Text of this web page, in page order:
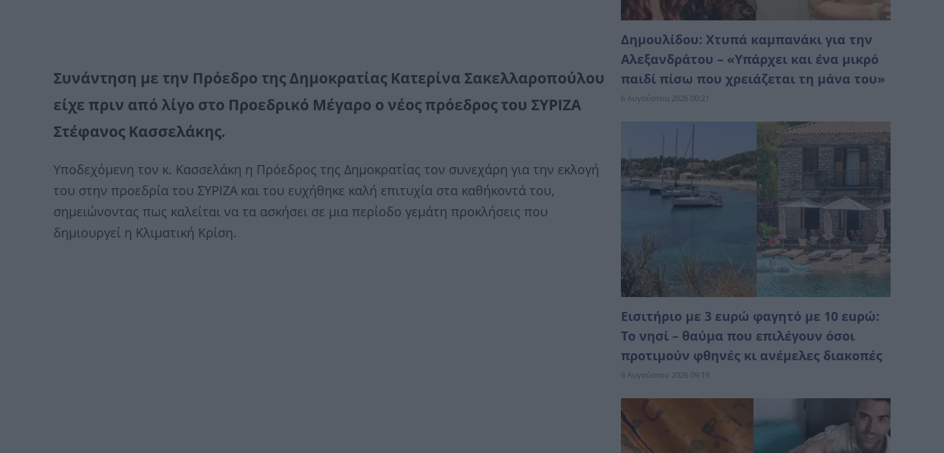
Συνάντηση με την Πρόεδρο της Δημοκρατίας Κατερίνα Σακελλαροπούλου
είχε πριν από λίγο στο Προεδρικό Μέγαρο ο νέος πρόεδρος του ΣΥΡΙΖΑ
Στέφανος Κασσελάκης.
Υποδεχόμενη τον κ. Κασσελάκη η Πρόεδρος της Δημοκρατίας τον συνεχάρη για την εκλογή
του στην προεδρία του ΣΥΡΙΖΑ και του ευχήθηκε καλή επιτυχία στα καθήκοντά του,
σημειώνοντας πως καλείται να τα ασκήσει σε μια περίοδο γεμάτη προκλήσεις που
δημιουργεί η Κλιματική Κρίση.
Δημουλίδου: Χτυπά καμπανάκι για την
Αλεξανδράτου – «Υπάρχει και ένα μικρό
παιδί πίσω που χρειάζεται τη μάνα του»
6 Αυγούστου 2026 00:21
Εισιτήριο με 3 εuρώ φαγητό με 10 εuρώ:
Το νησί – θαύμα που επιλέγουν όσοι
προτιμούν φθηνές κι ανέμελες διακοπές
6 Αυγούστου 2026 09:19